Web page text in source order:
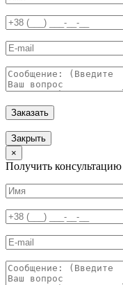
Заказать
Закрыть
×
Получить консультацию